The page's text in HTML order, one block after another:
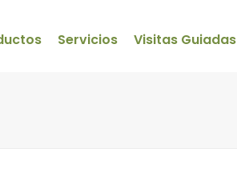
Servicios Visitas Guiadas